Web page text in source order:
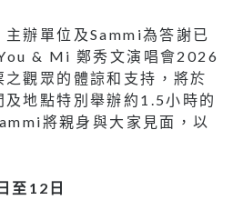
辦單位及Sammi為答謝已
& Mi 鄭秀文演唱會2026
觀眾的體諒和支持，將於
地點特別舉辦約1.5小時的
將親身與大家見面，以
至12日